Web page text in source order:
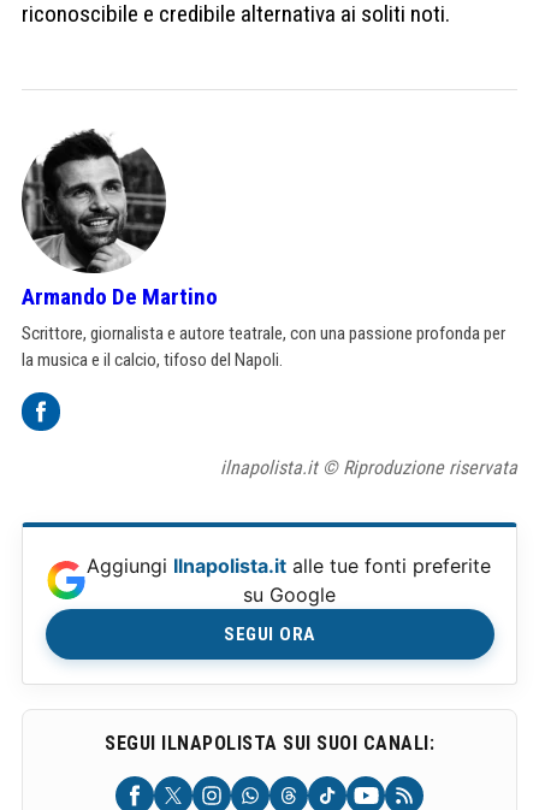
riconoscibile e credibile alternativa ai soliti noti.
Armando De Martino
Scrittore, giornalista e autore teatrale, con una passione profonda per
la musica e il calcio, tifoso del Napoli.
ilnapolista.it © Riproduzione riservata
Aggiungi Ilnapolista.it alle tue fonti preferite
su Google
SEGUI ORA
SEGUI ILNAPOLISTA SUI SUOI CANALI: